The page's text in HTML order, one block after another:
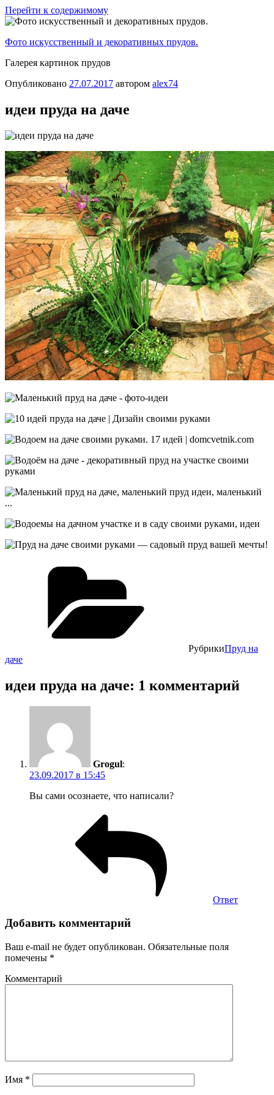
Перейти к содержимому
Фото искусственный и декоративных прудов.
Галерея картинок прудов
Опубликовано 27.07.2017 автором alex74
идеи пруда на даче
РубрикиПруд на
даче
идеи пруда на даче: 1 комментарий
Grogul:
23.09.2017 в 15:45
Вы сами осознаете, что написали?
Ответ
Добавить комментарий
Ваш e-mail не будет опубликован. Обязательные поля
помечены *
Комментарий
Имя *